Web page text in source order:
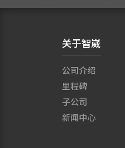
关于智崴
公司介绍
里程碑
子公司
新闻中心